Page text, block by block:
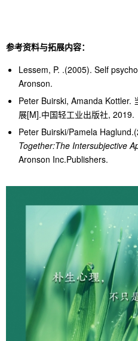
参考资料与拓展内容：
Lessem, P. .(2005). Self
Aronson.
Peter Buirski, Amanda
展[M].中国轻工业出版社, 2019.
Peter Buirski/Pamela
Together:The Intersubjective
Aronson Inc.Publishers.